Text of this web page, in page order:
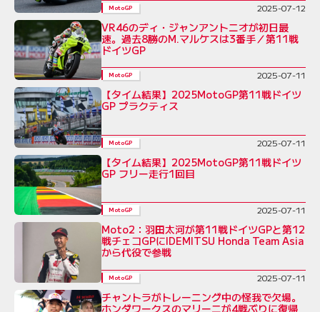
MotoGP 2025-07-12
VR46のディ・ジャンアントニオが初日最
速。過去8勝のM.マルケスは3番手／第11戦
ドイツGP
MotoGP 2025-07-11
【タイム結果】2025MotoGP第11戦ドイツ
GP プラクティス
MotoGP 2025-07-11
【タイム結果】2025MotoGP第11戦ドイツ
GP フリー走行1回目
MotoGP 2025-07-11
Moto2：羽田太河が第11戦ドイツGPと第12
戦チェコGPにIDEMITSU Honda Team Asia
から代役で参戦
MotoGP 2025-07-11
チャントラがトレーニング中の怪我で欠場。
ホンダワークスのマリーニが4戦ぶりに復帰